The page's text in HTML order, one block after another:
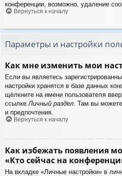
конференции, возможно, удаление
Вернуться к началу
Параметры и настройки
Как мне изменить мои
Если вы являетесь
настройки хранятся в базе данных
щёлкните на имени пользователя
ссылкеЛичный раздел. Там вы
и предпочтения.
Вернуться к началу
Как избежать появления
«Кто сейчас на
На вкладке «Личные настройки» в